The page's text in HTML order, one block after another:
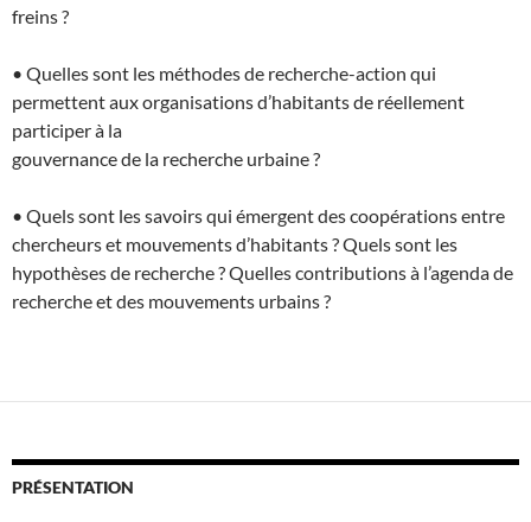
freins ?
• Quelles sont les méthodes de recherche-action qui
permettent aux organisations d’habitants de réellement
participer à la
gouvernance de la recherche urbaine ?
• Quels sont les savoirs qui émergent des coopérations entre
chercheurs et mouvements d’habitants ? Quels sont les
hypothèses de recherche ? Quelles contributions à l’agenda de
recherche et des mouvements urbains ?
PRÉSENTATION